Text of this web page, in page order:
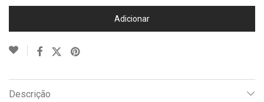
Adicionar
Descrição